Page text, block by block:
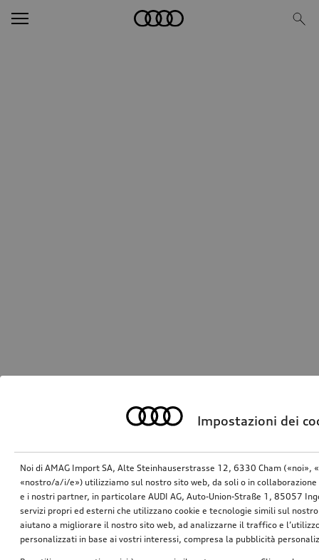
Impostazioni dei
Noi di AMAG Import SA, Alte Steinhauserstrasse 12, 6330 Cham («noi»,
«nostro/a/i/e») utilizziamo sul nostro sito web, da soli o in
e i nostri partner, in particolare AUDI AG, Auto-Union-Straße 1, 85057
servizi propri ed esterni che utilizzano cookie e tecnologie simili sul
aiutano a migliorare il nostro sito web, ad analizzarne il traffico e
personalizzati in base ai vostri interessi, compresa la pubblicità